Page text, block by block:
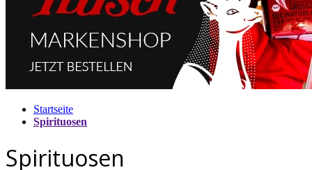
Startseite
Spirituosen
Spirituosen